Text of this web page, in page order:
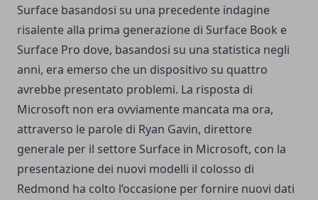
Surface basandosi su una precedente indagine
risalente alla prima generazione di Surface Book e
Surface Pro dove, basandosi su una statistica negli
anni, era emerso che un dispositivo su quattro
avrebbe presentato problemi. La risposta di
Microsoft non era ovviamente mancata ma ora,
attraverso le parole di Ryan Gavin, direttore
generale per il settore Surface in Microsoft, con la
presentazione dei nuovi modelli il colosso di
Redmond ha colto l’occasione per fornire nuovi dati